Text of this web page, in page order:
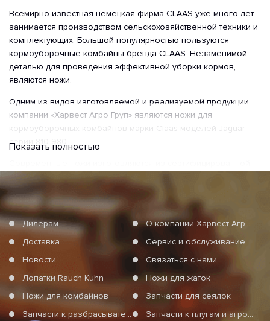
Всемирно известная немецкая фирма CLAAS уже много лет
занимается производством сельскохозяйственной техники и
комплектующих. Большой популярностью пользуются
кормоуборочные комбайны бренда CLAAS. Незаменимой
деталью для проведения эффективной уборки кормов,
являются ножи.
Одним из видов изготовляемой и реализуемой продукции
компании «Харвест Агро Груп» являются ножи для
кормоуборочных комбайнов марки Claas моделей Jaguar
серии 810-980.
высококачественной импортной стали с термической
обработкой (закалкой) и с термической обработкой и
наплавкой. В результате термической обработки
увеличивается механическая прочность и износостойкость
(твердость материала увеличивается от 40 до 60 единиц HR).
Порошковая наплавка ножей производится по самой
современной немецкой технологии компании Claas.
ножа.
Виды ножей
Показать полностью
Дилерам
О компании Харвест Агро Груп
Доставка
Сервис и обслуживание
Новости
Связаться с нами
Лопатки Rauch Kuhn
Ножи для жаток
Ножи для комбайнов
Запчасти для сеялок
Запчасти к разбрасывателям минеральных удобрений
Запчасти к плугам и агротехнике